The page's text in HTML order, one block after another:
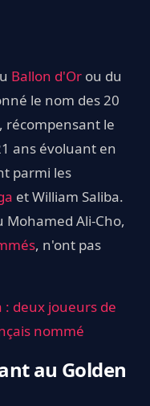
Ballon d'Or ou du
le nom des 20
récompensant le
ans évoluant en
parmi les
et William Saliba.
Mohamed Ali-Cho,
, n'ont pas
: deux joueurs de
nommé
au Golden